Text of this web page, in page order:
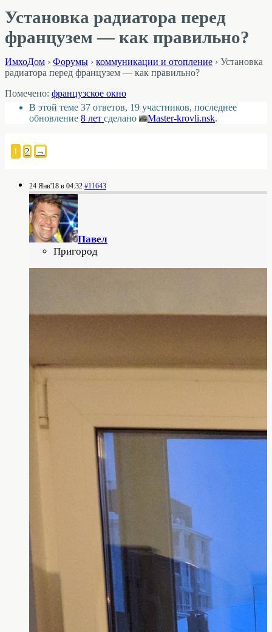
Установка радиатора перед
французем — как правильно?
ИмхоДом › Форумы › коммуникации и отопление › Установка
радиатора перед французем — как правильно?
Помечено: французское окно
В этой теме 37 ответов, 19 участников, последнее
обновление 8 лет сделано Master-krovli.nsk.
1 2 →
24 Янв'18 в 04:32 #11643
Павел
Пригород